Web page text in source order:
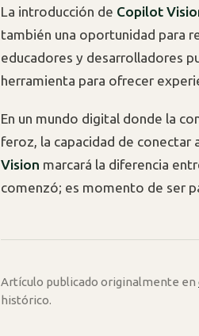
La introducción de Copilot
también una oportunidad para
educadores y desarrolladores
herramienta para ofrecer
En un mundo digital donde la
feroz, la capacidad de conectar
Vision marcará la diferencia
comenzó; es momento de ser
Artículo publicado originalmente en
histórico.